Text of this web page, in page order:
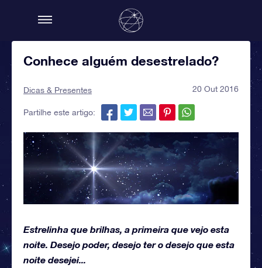
Conhece alguém desestrelado?
Dicas & Presentes 20 Out 2016
Partilhe este artigo:
Estrelinha que brilhas, a primeira que vejo esta
noite. Desejo poder, desejo ter o desejo que esta
noite desejei...